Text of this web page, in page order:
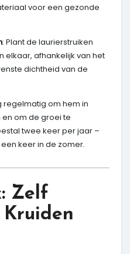
voor een gezonde
: Plant de laurierstruiken
elkaar, afhankelijk van het
dichtheid van de
regelmatig om hem in
om de groei te
twee keer per jaar –
keer in de zomer.
Zelf